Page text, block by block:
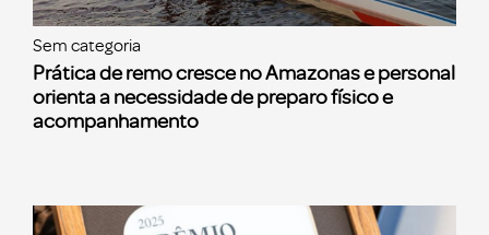
Sem categoria
Prática de remo cresce no Amazonas e personal
orienta a necessidade de preparo físico e
acompanhamento